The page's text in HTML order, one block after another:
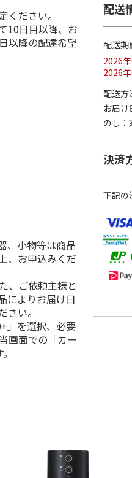
ス 大
MLB ドジャース 大
ド
平
合
ル…
(送
ださい。
10日目以降、お
以降の配達希望
、小物等は商品
、お申込みくだ
、ご依頼主様と
によりお届け日
い。
」を選択、必要
画面での「カー
配送
配送期
2026
2026
配送方
お届け
のし
決済
下記の